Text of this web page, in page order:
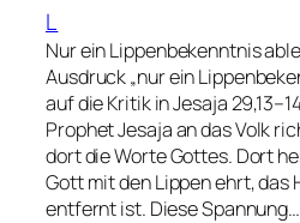
L
Nur ein Lippenbekenntnis
Ausdruck „nur ein
auf die Kritik in Jesaja
Prophet Jesaja an das Volk
dort die Worte Gottes. Dort
Gott mit den Lippen ehrt, das
entfernt ist. Diese Spannung…